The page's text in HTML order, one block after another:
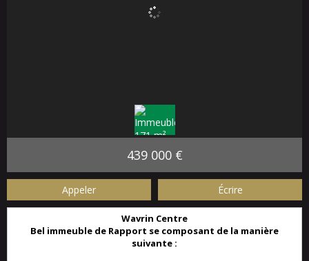
439 000 €
Appeler Écrire
Wavrin Centre
Bel immeuble de Rapport se composant de la manière
suivante :